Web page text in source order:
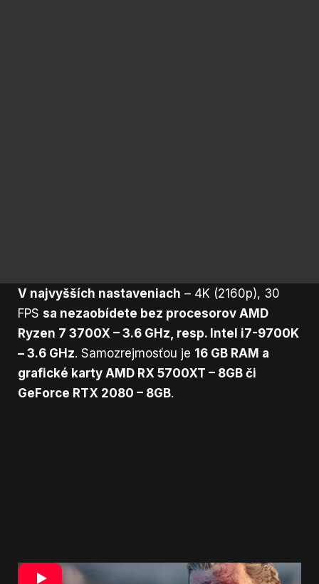
V najvyšších nastaveniach – 4K (2160p), 30
FPS sa nezaobídete bez procesorov AMD
Ryzen 7 3700X – 3.6 GHz, resp. Intel i7-9700K
– 3.6 GHz. Samozrejmosťou je 16 GB RAM a
grafické karty AMD RX 5700XT – 8GB či
GeForce RTX 2080 – 8GB.
Toto sú oficiálne požiadavky, ktoré potrebujete k